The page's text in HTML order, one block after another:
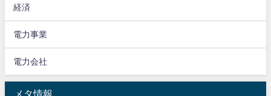
経済
電力事業
電力会社
メタ情報